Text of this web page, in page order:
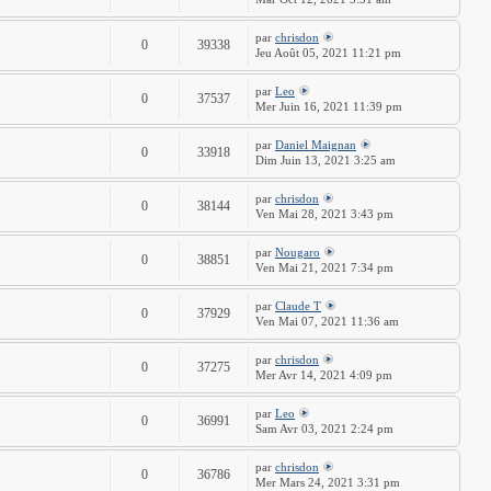
0 39338 par chrisdon
Jeu Août 05, 2021 11:21 pm
0 37537 par Leo
Mer Juin 16, 2021 11:39 pm
0 33918 par Daniel Maignan
Dim Juin 13, 2021 3:25 am
0 38144 par chrisdon
Ven Mai 28, 2021 3:43 pm
0 38851 par Nougaro
Ven Mai 21, 2021 7:34 pm
0 37929 par Claude T
Ven Mai 07, 2021 11:36 am
0 37275 par chrisdon
Mer Avr 14, 2021 4:09 pm
0 36991 par Leo
Sam Avr 03, 2021 2:24 pm
0 36786 par chrisdon
Mer Mars 24, 2021 3:31 pm